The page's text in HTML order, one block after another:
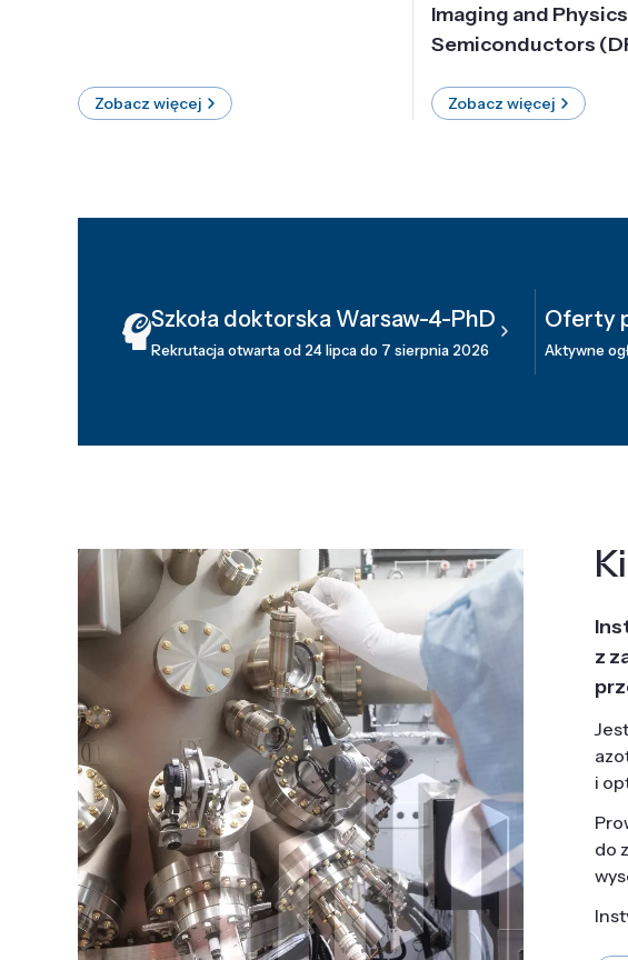
Zobacz więcej
Imaging and
Semiconductors
Zobacz więcej
Szkoła doktorska Warsaw-4-PhD
Rekrutacja otwarta od 24 lipca do 7 sierpnia 2026
Oferty
Aktywne
z
i
do